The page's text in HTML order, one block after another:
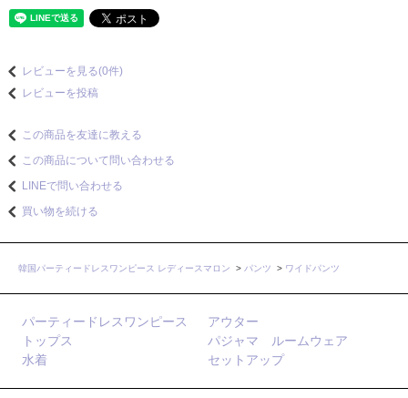
レビューを見る(0件)
レビューを投稿
この商品を友達に教える
この商品について問い合わせる
LINEで問い合わせる
買い物を続ける
韓国パーティードレスワンピース レディースマロン > パンツ > ワイドパンツ
パーティードレスワンピース
アウター
トップス
パジャマ ルームウェア
水着
セットアップ